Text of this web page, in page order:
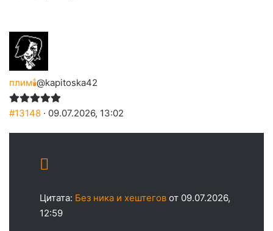
плим🕯️@kapitoska42
#13148 · 09.07.2026, 13:02
Цитата: Без ника и хештегов от 09.07.2026,
12:59